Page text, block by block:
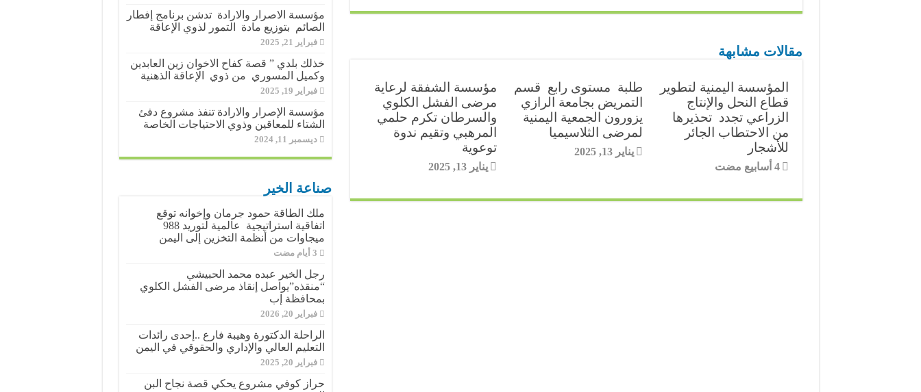
c
o
o
k
i
r
a
a
A
n
I
n
s
g
e
l
r
n
n
e
s
ر
مقالات مشابهة
المؤسسة اليمنية لتطوير
قطاع النحل والإنتاج
الزراعي تجدد تحذيرها
من الاحتطاب الجائر
للأشجار
‏4 أسابيع مضت
طلبة مستوى رابع قسم
التمريض بجامعة الرازي
يزورون الجمعية اليمنية
لمرضى الثلاسيميا
يناير 13, 2025
مؤسسة الشفقة لرعاية
مرضى الفشل الكلوي
والسرطان تكرم حلمي
المرهبي وتقيم ندوة
توعوية
يناير 13, 2025
مؤسسة الاصرار والارادة تدشن برنامج إفطار
الصائم بتوزيع مادة التمور لذوي الإعاقة
فبراير 21, 2025
خذلك بلدي ” قصة كفاح الاخوان زين العابدين
وكميل المسوري من ذوي الإعاقة الذهنية
فبراير 19, 2025
مؤسسة الإصرار والارادة تنفذ مشروع دفئ
الشتاء للمعاقين وذوي الاحتياجات الخاصة
ديسمبر 11, 2024
صناعة الخير
ملك الطاقة حمود جرمان وإخوانه توقع
اتفاقية استراتيجية عالمية لتوريد 988
ميجاوات من أنظمة التخزين إلى اليمن
رجل الخير عبده محمد الحبيشي
“منقذه”يواصل إنقاذ مرضى الفشل الكلوي
بمحافظة إب
فبراير 20, 2026
الراحلة الدكتورة وهيبة فارع ..إحدى رائدات
التعليم العالي والإداري والحقوقي في اليمن
فبراير 20, 2025
حراز كوفي مشروع يحكي قصة نجاح البن